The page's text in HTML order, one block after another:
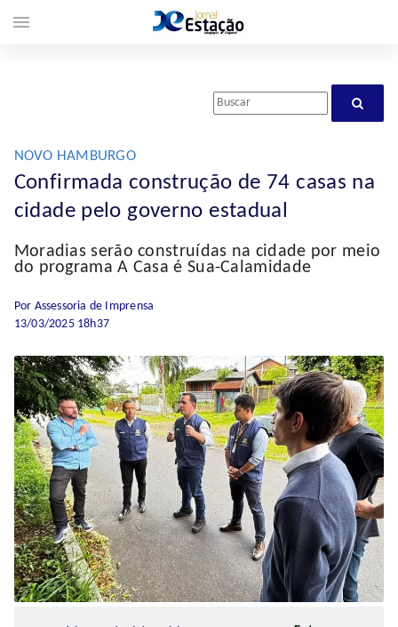
NOVO HAMBURGO
Confirmada construção de 74 casas na
cidade pelo governo estadual
Moradias serão construídas na cidade por meio
do programa A Casa é Sua-Calamidade
Por Assessoria de Imprensa
13/03/2025 18h37
menu